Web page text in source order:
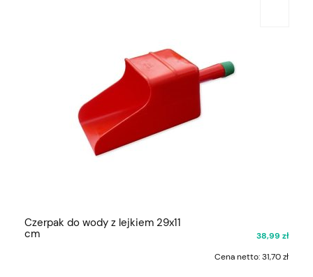
Czerpak do wody z lejkiem 29x11
cm
38,99 zł
Cena netto:31,70 zł